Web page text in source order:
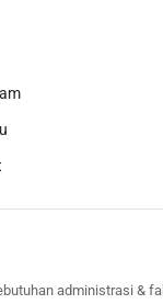
administrasi &